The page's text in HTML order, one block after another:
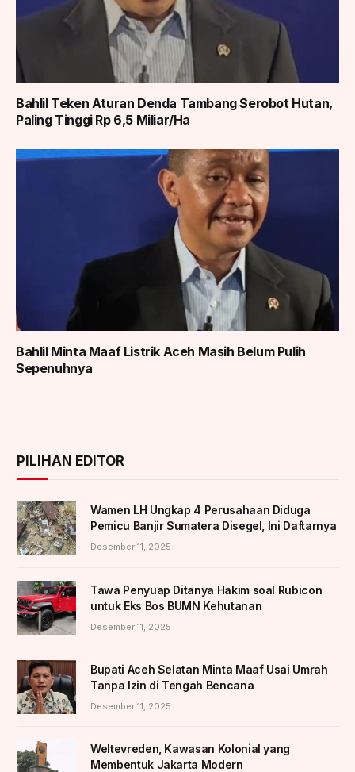
Bahlil Teken Aturan Denda Tambang Serobot Hutan,
Paling Tinggi Rp 6,5 Miliar/Ha
Bahlil Minta Maaf Listrik Aceh Masih Belum Pulih
Sepenuhnya
PILIHAN EDITOR
Wamen LH Ungkap 4 Perusahaan Diduga
Pemicu Banjir Sumatera Disegel, Ini Daftarnya
Desember 11, 2025
Tawa Penyuap Ditanya Hakim soal Rubicon
untuk Eks Bos BUMN Kehutanan
Desember 11, 2025
Bupati Aceh Selatan Minta Maaf Usai Umrah
Tanpa Izin di Tengah Bencana
Desember 11, 2025
Weltevreden, Kawasan Kolonial yang
Membentuk Jakarta Modern